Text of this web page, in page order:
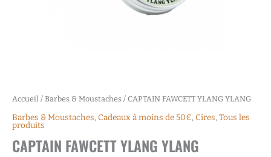
Accueil / Barbes & Moustaches / CAPTAIN FAWCETT YLANG YLANG
Barbes & Moustaches,Cadeaux à moins de 50€,Cires,Tous les
produits
CAPTAIN FAWCETT YLANG YLANG